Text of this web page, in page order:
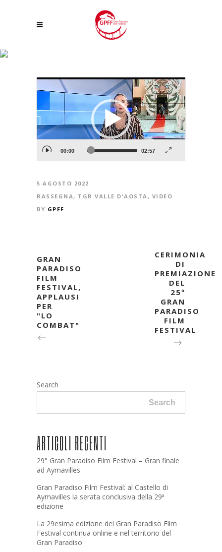
Player
00:00 02:57
5 AGOSTO 2022
RASSEGNA , TGR VALLE D'AOSTA , VIDEO
BY GPFF
GRAN
PARADISO
FILM
FESTIVAL,
APPLAUSI
PER
"LO
COMBAT"
CERIMONIA
DI
PREMIAZIONE
DEL
25º
GRAN
PARADISO
FILM
FESTIVAL
Search
Search
ARTICOLI RECENTI
29° Gran Paradiso Film Festival – Gran finale
ad Aymavilles
Gran Paradiso Film Festival: al Castello di
Aymavilles la serata conclusiva della 29ª
edizione
La 29esima edizione del Gran Paradiso Film
Festival continua online e nel territorio del
Gran Paradiso